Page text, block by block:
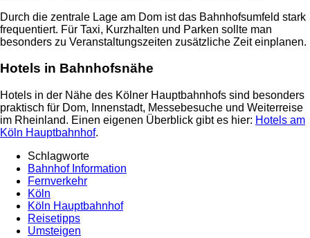
Durch die zentrale Lage am Dom ist das Bahnhofsumfeld stark
frequentiert. Für Taxi, Kurzhalten und Parken sollte man
besonders zu Veranstaltungszeiten zusätzliche Zeit einplanen.
Hotels in Bahnhofsnähe
Hotels in der Nähe des Kölner Hauptbahnhofs sind besonders
praktisch für Dom, Innenstadt, Messebesuche und Weiterreise
im Rheinland. Einen eigenen Überblick gibt es hier: Hotels am
Köln Hauptbahnhof.
Schlagworte
Bahnhof Information
Fernverkehr
Köln
Köln Hauptbahnhof
Reisetipps
Umsteigen